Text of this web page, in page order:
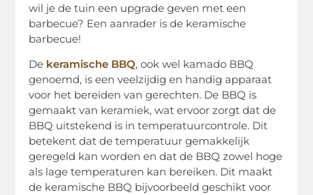
wil je de tuin een upgrade geven met een
barbecue? Een aanrader is de keramische
barbecue!
De keramische BBQ, ook wel kamado BBQ
genoemd, is een veelzijdig en handig apparaat
voor het bereiden van gerechten. De BBQ is
gemaakt van keramiek, wat ervoor zorgt dat de
BBQ uitstekend is in temperatuurcontrole. Dit
betekent dat de temperatuur gemakkelijk
geregeld kan worden en dat de BBQ zowel hoge
als lage temperaturen kan bereiken. Dit maakt
de keramische BBQ bijvoorbeeld geschikt voor